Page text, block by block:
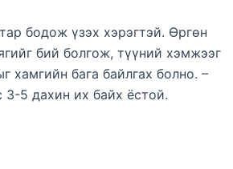
бодож үзэх хэрэгтэй. Өргөн
бий болгож, түүний хэмжээг
хамгийн бага байлгах болно. –
5 дахин их байх ёстой.